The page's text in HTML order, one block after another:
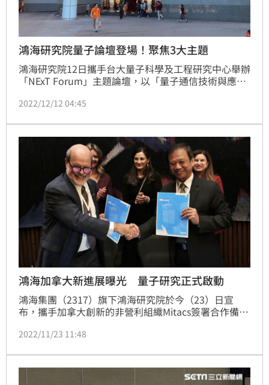
鴻海研究院量子論壇登場！聚焦3大主題
鴻海研究院12日攜手台大量子科學及工程研究中心舉辦
「NExT Forum」主題論壇，以「量子通信技術與應
焦量子通信理論與硬體、量子密鑰分發和後量子密碼學
2022/12/12 04:45
鴻海加拿大新進展曝光 量子研究正式啟動
鴻海集團（2317）旗下鴻海研究院於今（23）日宣
布，攜手加拿大創新的非營利組織Mitacs簽署合作備忘
於加拿大進行量子前瞻技術研究；合作由研究院執行長
Mitacs將運用其在加拿大龐大且重要的高等教育研究機
構網路，提供資金及人才發展方面的建議，鴻海專注推
2022/11/23 11:48